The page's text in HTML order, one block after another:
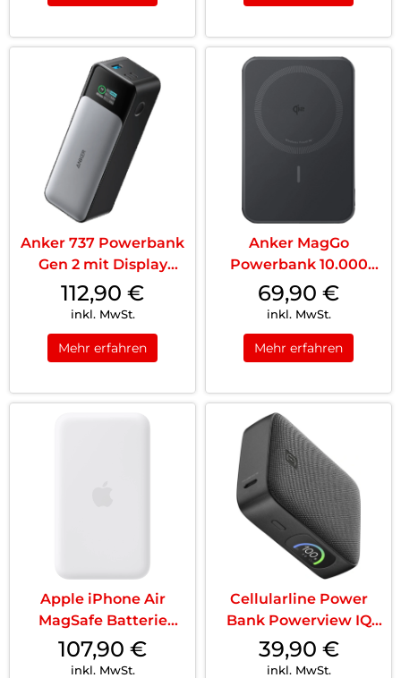
Anker 737 Powerbank
Gen 2 mit Display
24000 mAh 140 W
Black
112,90 €
inkl. MwSt.
Mehr erfahren
Anker MagGo
Powerbank 10.000
mAh Slim Black
69,90 €
inkl. MwSt.
Mehr erfahren
Apple iPhone Air
MagSafe Batterie
Weiß
107,90 €
inkl. MwSt.
Cellularline Power
Bank Powerview IQ
10000 Schwarz
39,90 €
inkl. MwSt.